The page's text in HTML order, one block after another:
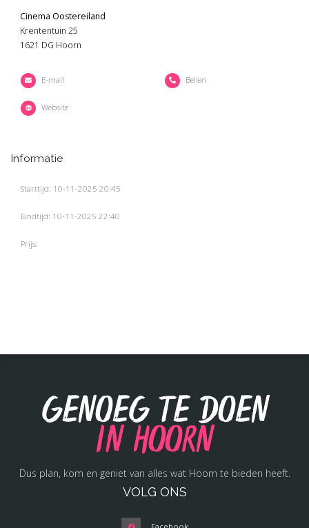
Cinema Oostereiland
Krententuin 25
1621 DG Hoorn
E-mail Bellen
Website
Informatie
Starttijd: 10-11-2025 20:45
Eindtijd: 10-11-2025 22:40
Prijs:
Genoeg te doen
in Hoorn
Dus plan, kom en geniet van alles wat Hoorn te bieden heeft.
VOLG ONS